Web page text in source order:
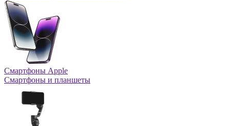
Смартфоны Apple
Смартфоны и планшеты